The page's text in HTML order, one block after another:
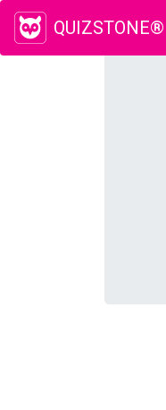
QUIZSTONE®